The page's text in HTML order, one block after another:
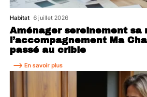
Aménager sereinement sa
l’accompagnement Ma
passé au crible
Habitat 6 juillet 2026
En savoir plus